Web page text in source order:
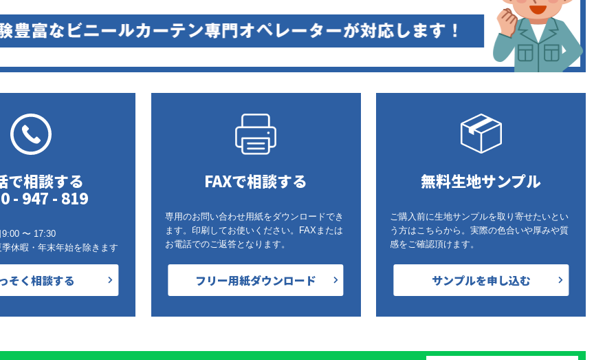
で相談する
- 947 - 819
〜 17:30
休暇・年末年始を除きます
そく相談する
FAXで相談する
専用のお問い合わせ用紙をダウンロードでき
ます。印刷してお使いください。FAXまたは
お電話でのご返答となります。
フリー用紙ダウンロード
無料生地サンプル
ご購入前に生地サンプルを取り寄せたいとい
う方はこちらから。実際の色合いや厚みや質
感をご確認頂けます。
サンプルを申し込む